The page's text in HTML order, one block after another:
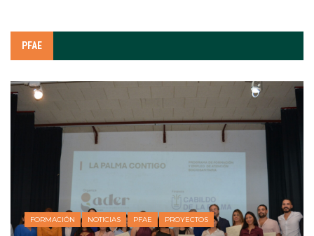
PFAE
FORMACIÓN NOTICIAS PFAE PROYECTOS